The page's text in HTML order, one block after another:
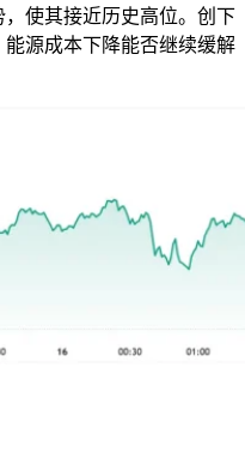
使其接近历史高位。创下
源成本下降能否继续缓解